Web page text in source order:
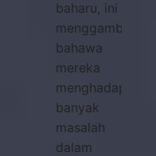
baharu, ini
menggambarkan
bahawa
mereka
menghadapi
banyak
masalah
dalam